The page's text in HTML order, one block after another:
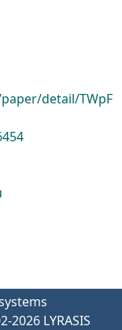
detail/TWpF
2026 LYRASIS